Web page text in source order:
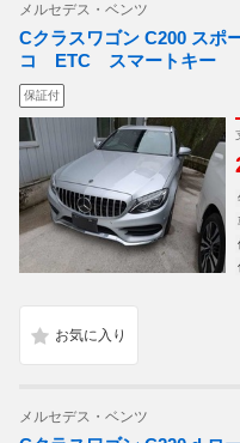
メルセデス・ベンツ
Cクラスワゴン C200 ス
コ ETC スマートキー
保証付
メルセデス・ベンツ